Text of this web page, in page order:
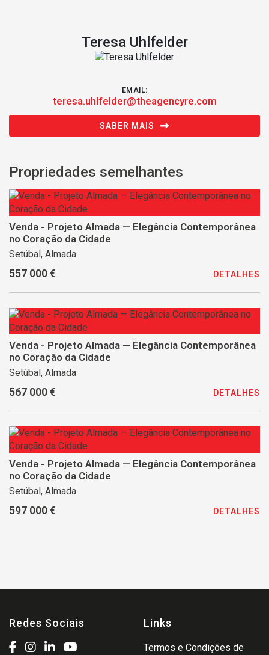
Teresa Uhlfelder
EMAIL:
teresa.uhlfelder@theagencyre.com
SABER MAIS
Propriedades semelhantes
Venda - Projeto Almada — Elegância Contemporânea
no Coração da Cidade
Setúbal, Almada
557 000 € DETALHES
Venda - Projeto Almada — Elegância Contemporânea
no Coração da Cidade
Setúbal, Almada
567 000 € DETALHES
Venda - Projeto Almada — Elegância Contemporânea
no Coração da Cidade
Setúbal, Almada
597 000 € DETALHES
Redes Sociais Links
Termos e Condições de